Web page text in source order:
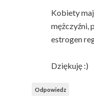
Kobiety
mężczyźni,
estrogen
Dziękuję :)
Odpowiedz